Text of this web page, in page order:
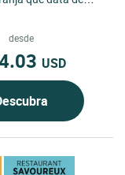
desde
USD